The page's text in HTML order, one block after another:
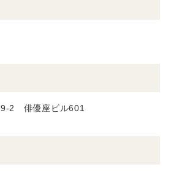
9-2 俳優座ビル601